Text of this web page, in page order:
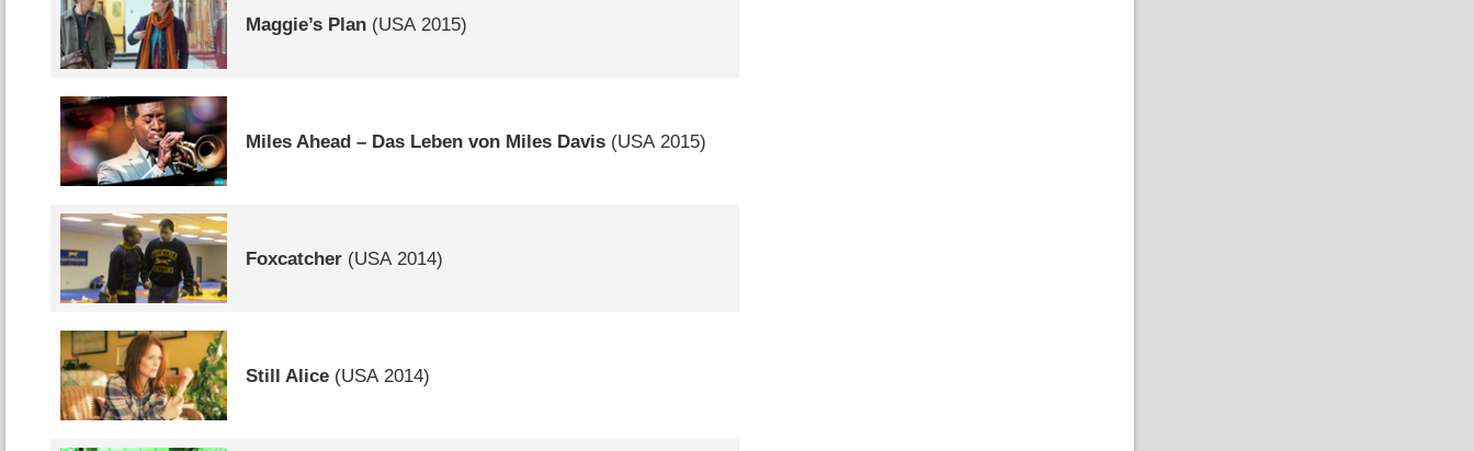
Maggie’s Plan (USA 2015)
Miles Ahead – Das Leben von Miles Davis (USA 2015)
Foxcatcher (USA 2014)
Still Alice (USA 2014)